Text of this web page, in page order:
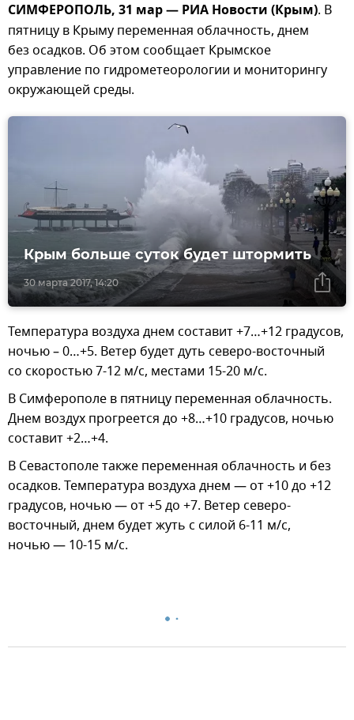
СИМФЕРОПОЛЬ, 31 мар — РИА Новости (Крым). В
пятницу в Крыму переменная облачность, днем
без осадков. Об этом сообщает Крымское
управление по гидрометеорологии и мониторингу
окружающей среды.
30 марта 2017, 14:20
Крым больше суток будет штормить
Температура воздуха днем составит +7…+12 градусов,
ночью – 0…+5. Ветер будет дуть северо-восточный
со скоростью 7-12 м/с, местами 15-20 м/с.
В Симферополе в пятницу переменная облачность.
Днем воздух прогреется до +8…+10 градусов, ночью
составит +2…+4.
В Севастополе также переменная облачность и без
осадков. Температура воздуха днем — от +10 до +12
градусов, ночью — от +5 до +7. Ветер северо-
восточный, днем будет жуть с силой 6-11 м/с,
ночью — 10-15 м/с.